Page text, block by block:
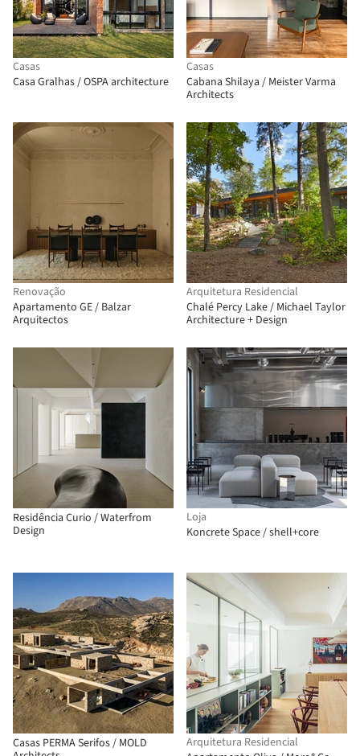
Casas
Casa Gralhas / OSPA architecture
Casas
Cabana Shilaya / Meister Varma
Architects
Renovação
Apartamento GE / Balzar
Arquitectos
Arquitetura Residencial
Chalé Percy Lake / Michael Taylor
Architecture + Design
Residência Curio / Waterfrom
Design
Loja
Koncrete Space / shell+core
Casas PERMA Serifos / MOLD
Arquitetura Residencial